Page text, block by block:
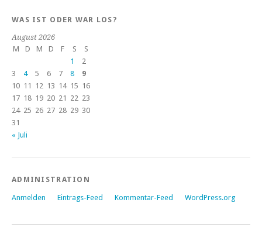
WAS IST ODER WAR LOS?
August 2026
M
D M D F S
S
1
2
3
4 5 6 7 8
9
10 11 12 13 14 15 16
17 18 19 20 21 22 23
24 25 26 27 28 29 30
31
« Juli
ADMINISTRATION
Anmelden Eintrags-Feed Kommentar-Feed WordPress.org